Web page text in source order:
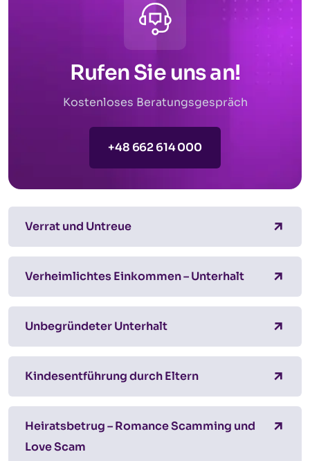
Rufen Sie uns an!
Kostenloses Beratungsgespräch
+48 662 614 000
Verrat und Untreue
Verheimlichtes Einkommen – Unterhalt
Unbegründeter Unterhalt
Kindesentführung durch Eltern
Heiratsbetrug – Romance Scamming und
Love Scam